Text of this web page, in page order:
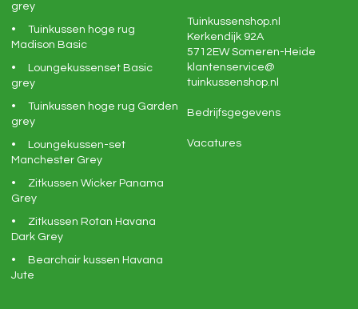
grey
Tuinkussen hoge rug
Madison Basic
Loungekussenset Basic
grey
Tuinkussen hoge rug Garden
grey
Loungekussen-set
Manchester Grey
Zitkussen Wicker Panama
Grey
Zitkussen Rotan Havana
Dark Grey
Bearchair kussen Havana
Jute
Tuinkussenshop.nl
Kerkendijk 92A
5712EW Someren-Heide
klantenservice@
tuinkussenshop.nl
Bedrijfsgegevens
Vacatures